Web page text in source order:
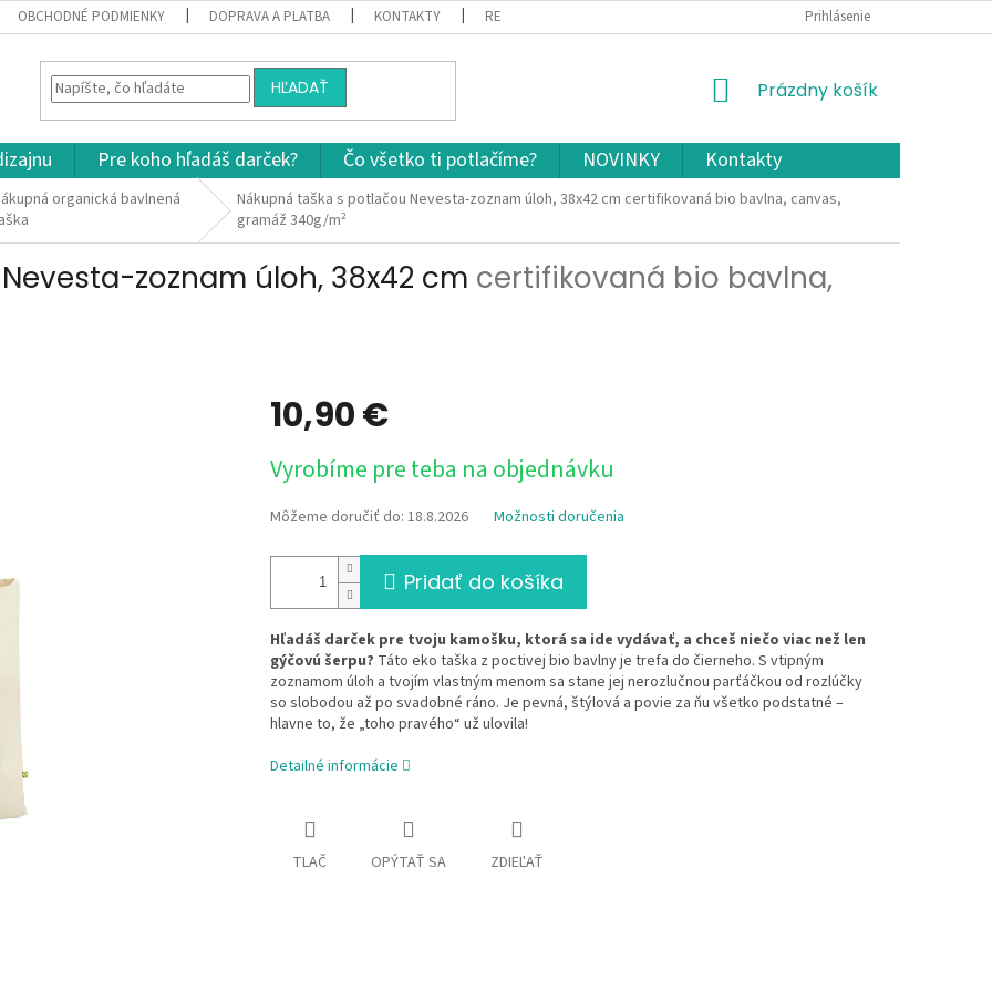
OBCHODNÉ PODMIENKY DOPRAVA A PLATBA KONTAKTY REKLAMÁCIA A VRÁTENIE TOVARU OCHRANA OSOBNÝCH ÚDAJOV A COOKIES
Prihlásenie
HĽADAŤ
NÁKUPNÝ
Prázdny košík
Pre koho hľadáš darček? Čo všetko ti potlačíme? NOVINKY Kontakty
organická bavlnená
Nákupná taška s potlačou Nevesta-zoznam úloh, 38x42 cm certifikovaná bio bavlna, canvas,
gramáž 340g/m²
zoznam úloh, 38x42 cm certifikovaná bio bavlna,
10,90 €
cena:
Vyrobíme pre teba na objednávku
Môžeme doručiť do: 18.8.2026 Možnosti doručenia
Pridať do košíka
Hľadáš darček pre tvoju kamošku, ktorá sa ide vydávať, a chceš niečo viac než len
gýčovú šerpu? Táto eko taška z poctivej bio bavlny je trefa do čierneho. S vtipným
zoznamom úloh a tvojím vlastným menom sa stane jej nerozlučnou parťáčkou od rozlúčky
so slobodou až po svadobné ráno. Je pevná, štýlová a povie za ňu všetko podstatné –
hlavne to, že „toho pravého“ už ulovila!
Detailné informácie
TLAČ OPÝTAŤ SA ZDIEĽAŤ